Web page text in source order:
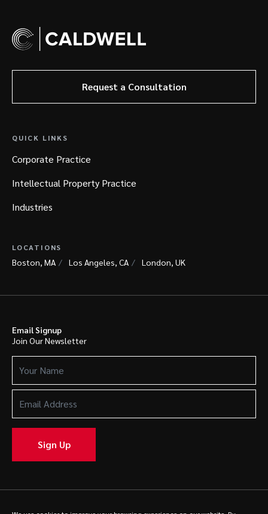
Request a Consultation
QUICK LINKS
Corporate Practice
Intellectual Property Practice
Industries
LOCATIONS
Boston, MA Los Angeles, CA London, UK
Email Signup
Join Our Newsletter
Name
(Required)
Address
(Required)
Sign Up